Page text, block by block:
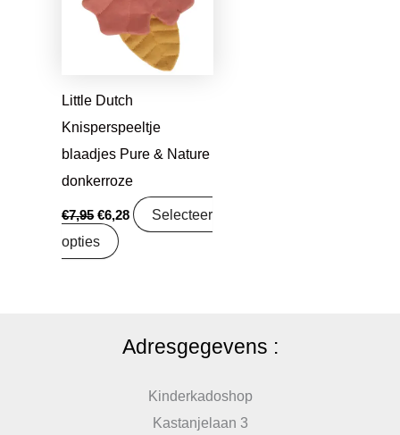
Little Dutch
Knisperspeeltje
blaadjes Pure & Nature
donkerroze
€7,95 €6,28
Selecteer
opties
Adresgegevens :
Kinderkadoshop
Kastanjelaan 3